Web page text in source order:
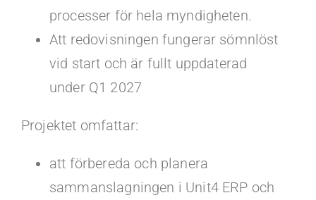
processer för hela myndigheten.
Att redovisningen fungerar sömnlöst
vid start och är fullt uppdaterad
under Q1 2027
Projektet omfattar:
att förbereda och planera
sammanslagningen i Unit4 ERP och